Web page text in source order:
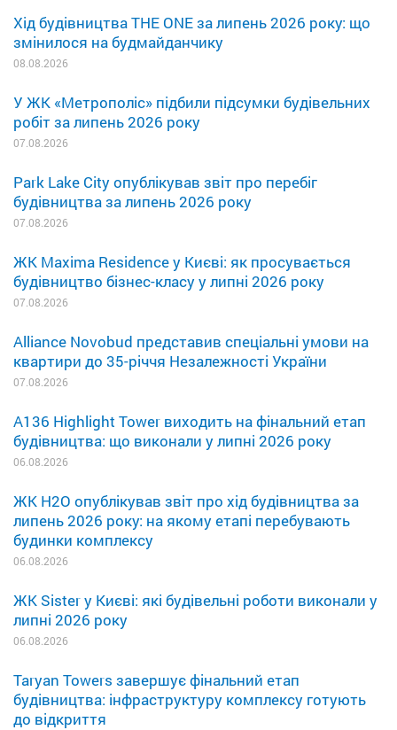
Хід будівництва THE ONE за липень 2026 року: що
змінилося на будмайданчику
08.08.2026
У ЖК «Метрополіс» підбили підсумки будівельних
робіт за липень 2026 року
07.08.2026
Park Lake City опублікував звіт про перебіг
будівництва за липень 2026 року
07.08.2026
ЖК Maxima Residence у Києві: як просувається
будівництво бізнес-класу у липні 2026 року
07.08.2026
Alliance Novobud представив спеціальні умови на
квартири до 35-річчя Незалежності України
07.08.2026
A136 Highlight Tower виходить на фінальний етап
будівництва: що виконали у липні 2026 року
06.08.2026
ЖК H2O опублікував звіт про хід будівництва за
липень 2026 року: на якому етапі перебувають
будинки комплексу
06.08.2026
ЖК Sister у Києві: які будівельні роботи виконали у
липні 2026 року
06.08.2026
Taryan Towers завершує фінальний етап
будівництва: інфраструктуру комплексу готують
до відкриття